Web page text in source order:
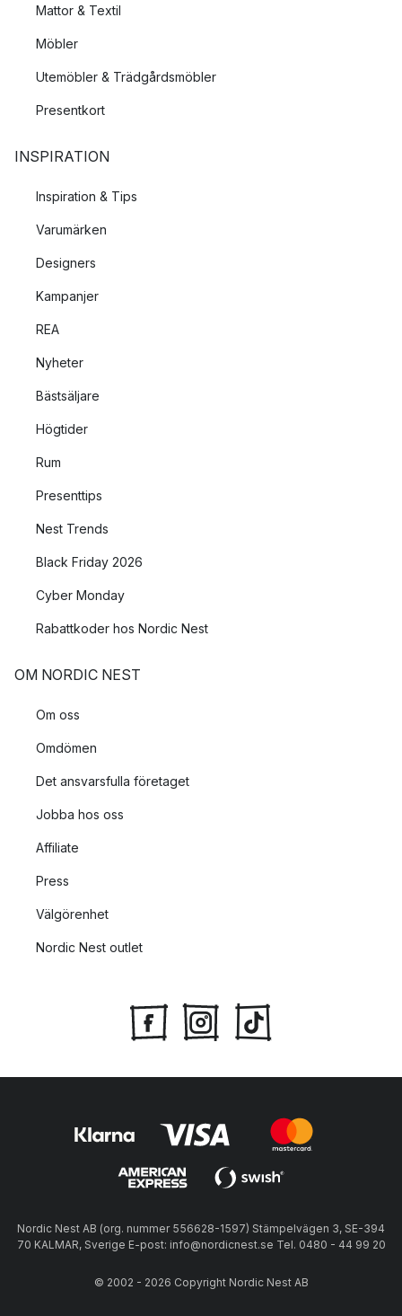
Mattor & Textil
Möbler
Utemöbler & Trädgårdsmöbler
Presentkort
INSPIRATION
Inspiration & Tips
Varumärken
Designers
Kampanjer
REA
Nyheter
Bästsäljare
Högtider
Rum
Presenttips
Nest Trends
Black Friday 2026
Cyber Monday
Rabattkoder hos Nordic Nest
OM NORDIC NEST
Om oss
Omdömen
Det ansvarsfulla företaget
Jobba hos oss
Affiliate
Press
Välgörenhet
Nordic Nest outlet
Nordic Nest AB (org. nummer 556628-1597) Stämpelvägen 3, SE-394
70 KALMAR, Sverige E-post: info@nordicnest.se Tel. 0480 - 44 99 20
© 2002 - 2026 Copyright Nordic Nest AB